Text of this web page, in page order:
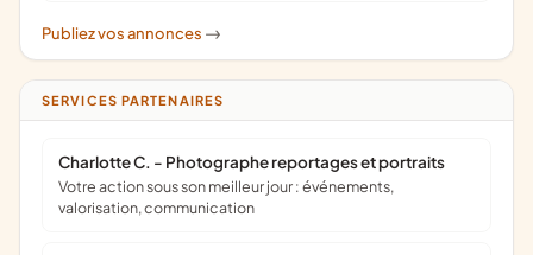
Publiez vos annonces ->
SERVICES PARTENAIRES
Charlotte C. - Photographe reportages et portraits
Votre action sous son meilleur jour : événements,
valorisation, communication